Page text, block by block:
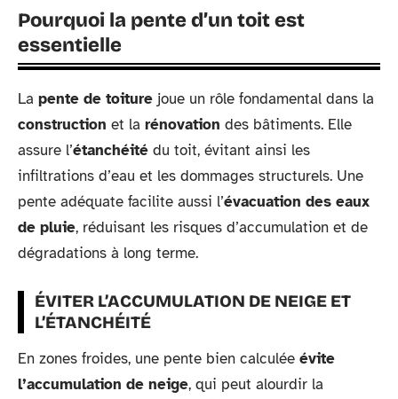
Pourquoi la pente d’un toit est
essentielle
La pente de toiture joue un rôle fondamental dans la
construction et la rénovation des bâtiments. Elle
assure l’étanchéité du toit, évitant ainsi les
infiltrations d’eau et les dommages structurels. Une
pente adéquate facilite aussi l’évacuation des eaux
de pluie, réduisant les risques d’accumulation et de
dégradations à long terme.
ÉVITER L’ACCUMULATION DE NEIGE ET
L’ÉTANCHÉITÉ
En zones froides, une pente bien calculée évite
l’accumulation de neige, qui peut alourdir la